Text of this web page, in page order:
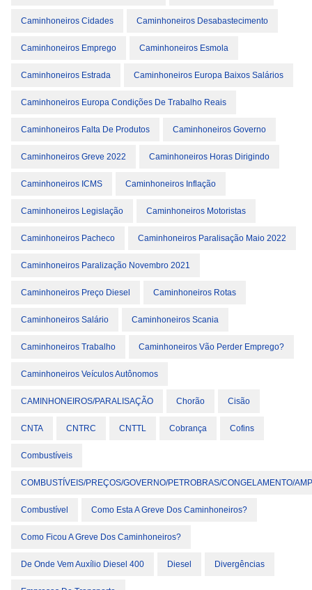
Caminhoneiros Cidades Caminhoneiros Desabastecimento
Caminhoneiros Emprego Caminhoneiros Esmola
Caminhoneiros Estrada Caminhoneiros Europa Baixos Salários
Caminhoneiros Europa Condições De Trabalho Reais
Caminhoneiros Falta De Produtos Caminhoneiros Governo
Caminhoneiros Greve 2022 Caminhoneiros Horas Dirigindo
Caminhoneiros ICMS Caminhoneiros Inflação
Caminhoneiros Legislação Caminhoneiros Motoristas
Caminhoneiros Pacheco Caminhoneiros Paralisação Maio 2022
Caminhoneiros Paralização Novembro 2021
Caminhoneiros Preço Diesel Caminhoneiros Rotas
Caminhoneiros Salário Caminhoneiros Scania
Caminhoneiros Trabalho Caminhoneiros Vão Perder Emprego?
Caminhoneiros Veículos Autônomos
CAMINHONEIROS/PARALISAÇÃO Chorão Cisão
CNTA CNTRC CNTTL Cobrança Cofins
Combustíveis
COMBUSTÍVEIS/PREÇOS/GOVERNO/PETROBRAS/CONGELAMENTO/
Combustível Como Esta A Greve Dos Caminhoneiros?
Como Ficou A Greve Dos Caminhoneiros?
De Onde Vem Auxílio Diesel 400 Diesel Divergências